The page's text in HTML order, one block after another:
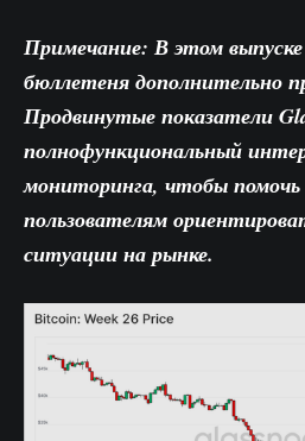
Примечание: В этом
бюллетеня дополнительно
Продвинутые показатели
полнофункциональный
мониторинга, чтобы
пользователям
ситуации на рынке.